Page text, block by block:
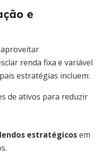
e
renda fixa e variável
estratégias incluem:
de ativos para reduzir
estratégicosem